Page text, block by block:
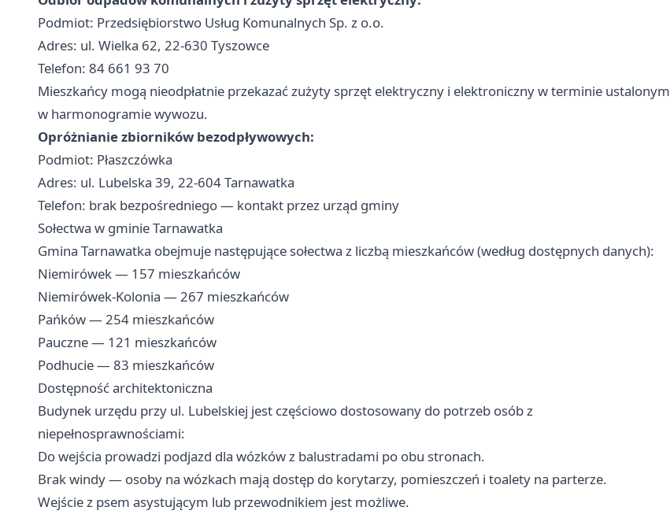
Podmiot: Przedsiębiorstwo Usług Komunalnych Sp. z o.o.
Adres: ul. Wielka 62, 22-630 Tyszowce
Telefon: 84 661 93 70
Mieszkańcy mogą nieodpłatnie przekazać zużyty sprzęt elektryczny i elektroniczny w terminie ustalonym
w harmonogramie wywozu.
Opróżnianie zbiorników bezodpływowych:
Podmiot: Płaszczówka
Adres: ul. Lubelska 39, 22-604 Tarnawatka
Telefon: brak bezpośredniego — kontakt przez urząd gminy
Sołectwa w gminie Tarnawatka
Gmina Tarnawatka obejmuje następujące sołectwa z liczbą mieszkańców (według dostępnych danych):
Niemirówek — 157 mieszkańców
Niemirówek-Kolonia — 267 mieszkańców
Pańków — 254 mieszkańców
Pauczne — 121 mieszkańców
Podhucie — 83 mieszkańców
Dostępność architektoniczna
Budynek urzędu przy ul. Lubelskiej jest częściowo dostosowany do potrzeb osób z
niepełnosprawnościami:
Do wejścia prowadzi podjazd dla wózków z balustradami po obu stronach.
Brak windy — osoby na wózkach mają dostęp do korytarzy, pomieszczeń i toalety na parterze.
Wejście z psem asystującym lub przewodnikiem jest możliwe.